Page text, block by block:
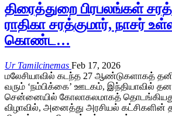
திரைத்துறை பிரபலங்கள்
ராதிகா சரத்குமார், நாசர்
கொண்ட…
Ur Tamilcinemas Feb 17, 2026
மலேசியாவில் கடந்த 27 ஆண்டுகளாகத் தனி
வரும் ‘நம்பிக்கை’ ஊடகம், இந்தியாவில்
சென்னையில் கோலாகலமாகத்
விழாவில், அனைத்து அரசியல்